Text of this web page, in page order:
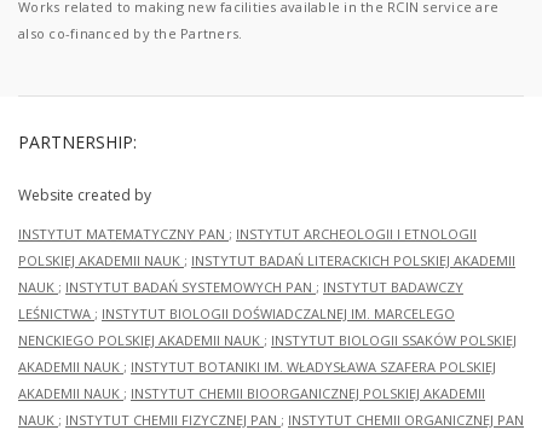
Works related to making new facilities available in the RCIN service are
also co-financed by the Partners.
PARTNERSHIP:
Website created by
INSTYTUT MATEMATYCZNY PAN ; INSTYTUT ARCHEOLOGII I ETNOLOGII
POLSKIEJ AKADEMII NAUK ; INSTYTUT BADAŃ LITERACKICH POLSKIEJ AKADEMII
NAUK ; INSTYTUT BADAŃ SYSTEMOWYCH PAN ; INSTYTUT BADAWCZY
LEŚNICTWA ; INSTYTUT BIOLOGII DOŚWIADCZALNEJ IM. MARCELEGO
NENCKIEGO POLSKIEJ AKADEMII NAUK ; INSTYTUT BIOLOGII SSAKÓW POLSKIEJ
AKADEMII NAUK ; INSTYTUT BOTANIKI IM. WŁADYSŁAWA SZAFERA POLSKIEJ
AKADEMII NAUK ; INSTYTUT CHEMII BIOORGANICZNEJ POLSKIEJ AKADEMII
NAUK ; INSTYTUT CHEMII FIZYCZNEJ PAN ; INSTYTUT CHEMII ORGANICZNEJ PAN